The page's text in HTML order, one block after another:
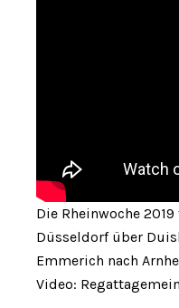
Die Rheinwoche
Düsseldorf über
Emmerich nach
Video: